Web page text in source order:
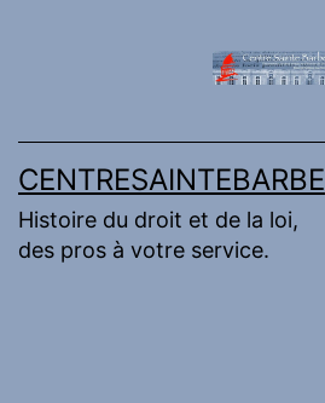
CENTRESAINTEBARBE
Histoire du droit et de la loi,
des pros à votre service.